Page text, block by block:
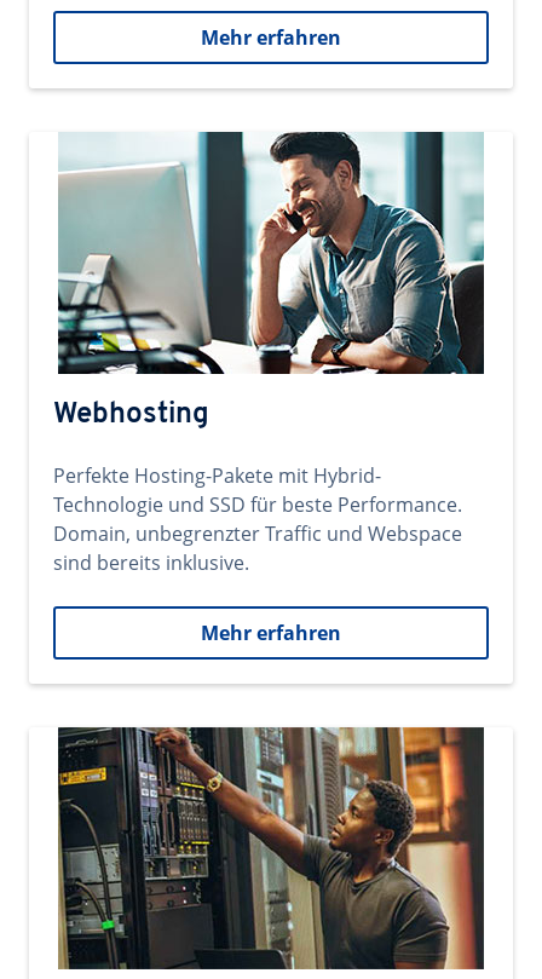
Mehr erfahren
Webhosting
Perfekte Hosting-Pakete mit Hybrid-
Technologie und SSD für beste Performance.
Domain, unbegrenzter Traffic und Webspace
sind bereits inklusive.
Mehr erfahren